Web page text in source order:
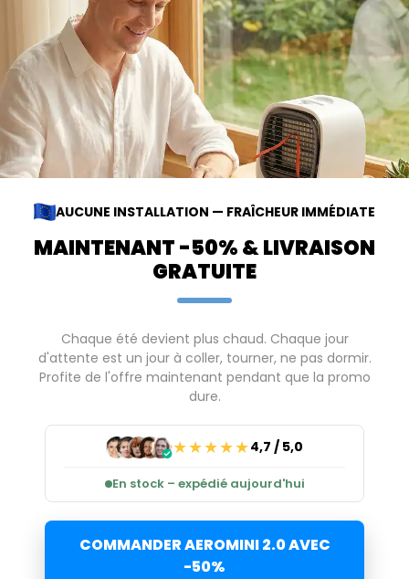
AUCUNE INSTALLATION — FRAÎCHEUR IMMÉDIATE
MAINTENANT -50% & LIVRAISON
GRATUITE
Chaque été devient plus chaud. Chaque jour
d'attente est un jour à coller, tourner, ne pas dormir.
Profite de l'offre maintenant pendant que la promo
dure.
★★★★★4,7 / 5,0
En stock – expédié aujourd'hui
COMMANDER AEROMINI 2.0 AVEC
-50%